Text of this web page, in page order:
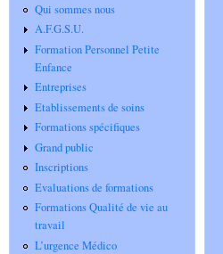
Qui sommes nous
A.F.G.S.U.
Formation Personnel Petite
Enfance
Entreprises
Etablissements de soins
Formations spécifiques
Grand public
Inscriptions
Evaluations de formations
Formations Qualité de vie au
travail
L’urgence Médico